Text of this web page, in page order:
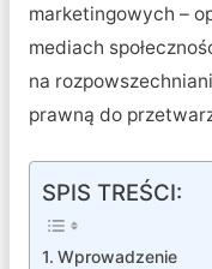
marketingowych –
mediach
na
prawną do
SPIS TREŚCI:
Wprowadzenie